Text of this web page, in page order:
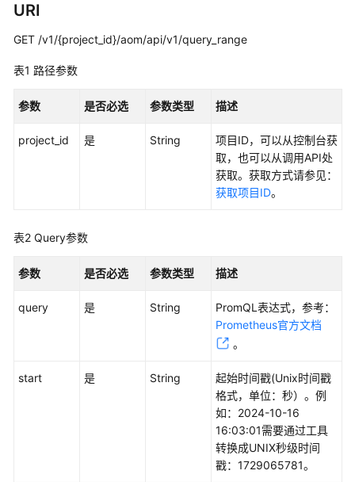
速
门
用
户
指
实
参
参
URI
GET /v1/{project_id}/aom/api/v1/query_range
表1 路径参数
参数 是否必选 参数类型 描述
project_id 是 String
项目ID，可以从控制台获
取，也可以从调用API处
获取。获取方式请参见：
获取项目ID。
表2 Query参数
参数 是否必选 参数类型 描述
query 是 String
PromQL表达式，参考：
Prometheus官方文档
。
start 是 String
起始时间戳(Unix时间戳
格式，单位：秒）。例
如：2024-10-16
16:03:01需要通过工具
转换成UNIX秒级时间
戳：1729065781。